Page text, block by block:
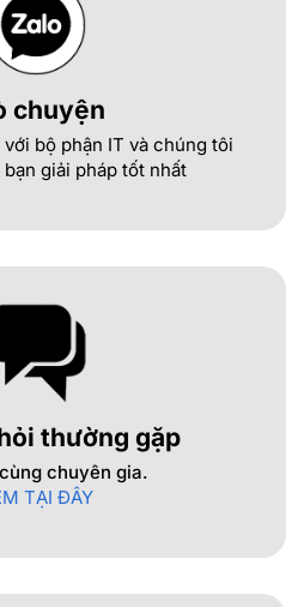
chuyện
bộ phận IT và chúng tôi
giải pháp tốt nhất
thường gặp
chuyên gia.
TẠI ĐÂY